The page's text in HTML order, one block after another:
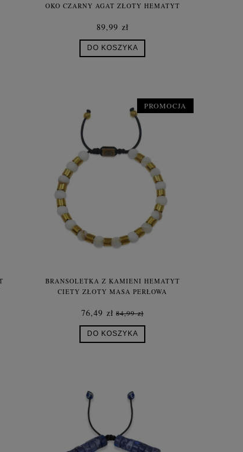
OKO CZARNY AGAT ZŁOTY HEMATYT
89,99 zł
DO KOSZYKA
BRANSOLETKA Z KAMIENI HEMATYT
CIĘTY ZŁOTY MASA PERŁOWA
76,49 zł 84,99 zł
DO KOSZYKA
PROMOCJA